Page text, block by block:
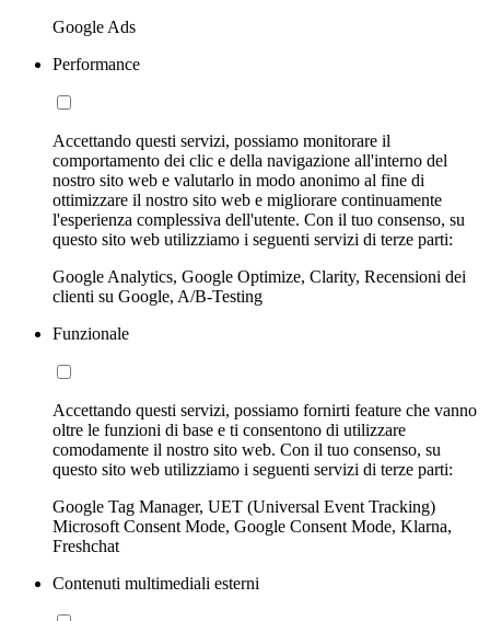
Google Ads
Performance
Accettando questi servizi, possiamo monitorare il
comportamento dei clic e della navigazione all'interno del
nostro sito web e valutarlo in modo anonimo al fine di
ottimizzare il nostro sito web e migliorare continuamente
l'esperienza complessiva dell'utente. Con il tuo consenso, su
questo sito web utilizziamo i seguenti servizi di terze parti:
Google Analytics, Google Optimize, Clarity, Recensioni dei
clienti su Google, A/B-Testing
Funzionale
Accettando questi servizi, possiamo fornirti feature che vanno
oltre le funzioni di base e ti consentono di utilizzare
comodamente il nostro sito web. Con il tuo consenso, su
questo sito web utilizziamo i seguenti servizi di terze parti:
Google Tag Manager, UET (Universal Event Tracking)
Microsoft Consent Mode, Google Consent Mode, Klarna,
Freshchat
Contenuti multimediali esterni